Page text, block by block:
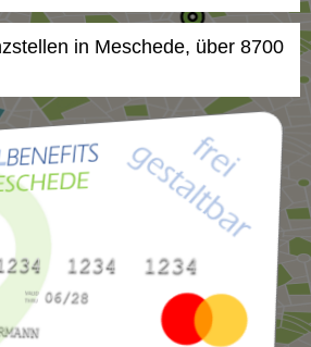
in Meschede, über 8700